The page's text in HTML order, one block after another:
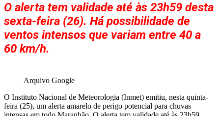
O alerta tem validade até às 23h59 desta
sexta-feira (26). Há possibilidade de
ventos intensos que variam entre 40 a
60 km/h.
Arquivo Google
O Instituto Nacional de Meteorologia (Inmet) emitiu, nesta quinta-
feira (25), um alerta amarelo de perigo potencial para chuvas